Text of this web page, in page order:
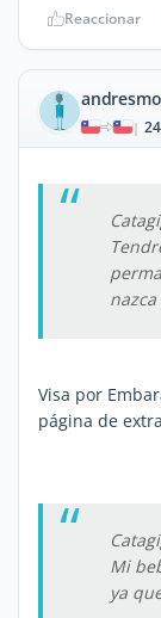
Reaccionar
|
nazca
Visa por
página de
Mi
ya